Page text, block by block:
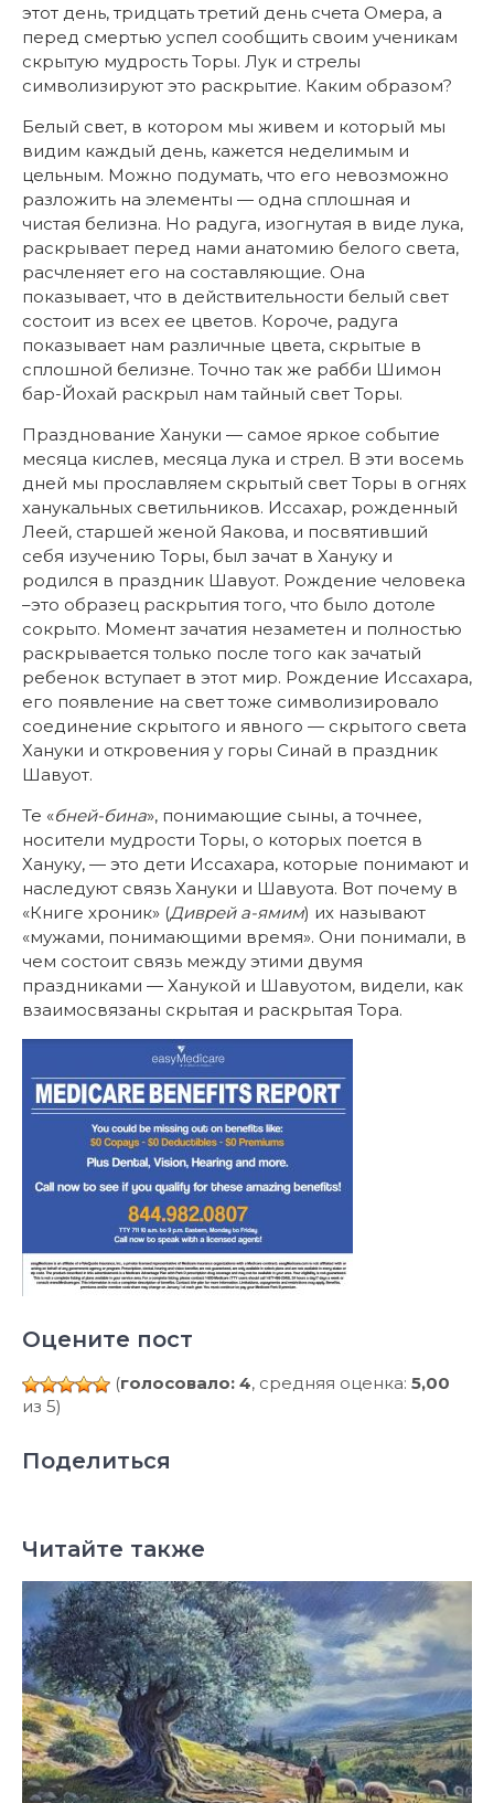
этот день, тридцать третий день счета Омера, а
перед смертью успел сообщить своим ученикам
скрытую мудрость Торы. Лук и стрелы
символизируют это раскрытие. Каким образом?
Белый свет, в котором мы живем и который мы
видим каждый день, кажется неделимым и
цельным. Можно подумать, что его невозможно
разложить на элементы — одна сплошная и
чистая белизна. Но радуга, изогнутая в виде лука,
раскрывает перед нами анатомию белого света,
расчленяет его на составляющие. Она
показывает, что в действительности белый свет
состоит из всех ее цветов. Короче, радуга
показывает нам различные цвета, скрытые в
сплошной белизне. Точно так же рабби Шимон
бар-Йохай раскрыл нам тайный свет Торы.
Празднование Хануки — самое яркое событие
месяца кислев, месяца лука и стрел. В эти восемь
дней мы прославляем скрытый свет Торы в огнях
ханукальных светильников. Иссахар, рожденный
Леей, старшей женой Яакова, и посвятивший
себя изучению Торы, был зачат в Хануку и
родился в праздник Шавуот. Рождение человека
–это образец раскрытия того, что было дотоле
сокрыто. Момент зачатия незаметен и полностью
раскрывается только после того как зачатый
ребенок вступает в этот мир. Рождение Иссахара,
его появление на свет тоже символизировало
соединение скрытого и явного — скрытого света
Хануки и откровения у горы Синай в праздник
Шавуот.
Те «бней-бина», понимающие сыны, а точнее,
носители мудрости Торы, о которых поется в
Хануку, — это дети Иссахара, которые понимают и
наследуют связь Хануки и Шавуота. Вот почему в
«Книге хроник» (Диврей а-ямим) их называют
«мужами, понимающими время». Они понимали, в
чем состоит связь между этими двумя
праздниками — Ханукой и Шавуотом, видели, как
взаимосвязаны скрытая и раскрытая Тора.
Оцените пост
(голосовало: 4, средняя оценка: 5,00
из 5)
Поделиться
Читайте также